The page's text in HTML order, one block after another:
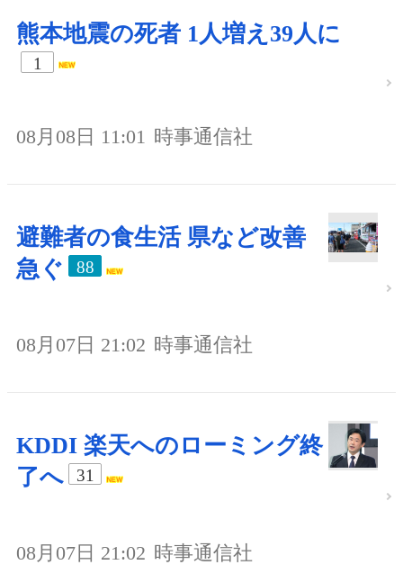
熊本地震の死者 1人増え39人に
1
08月08日 11:01 時事通信社
避難者の食生活 県など改善
急ぐ
88
08月07日 21:02 時事通信社
KDDI 楽天へのローミング終
了へ
31
08月07日 21:02 時事通信社